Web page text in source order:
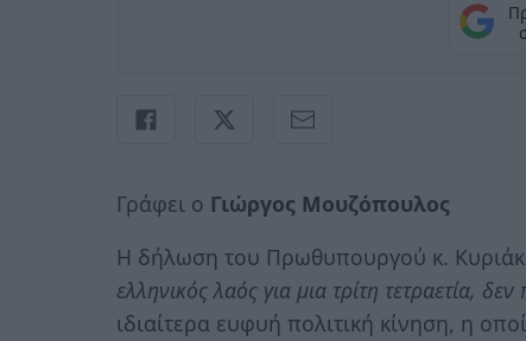
Γράφει ο Γιώργος Μουζόπουλος
Η δήλωση του Πρωθυπουργού κ.
ελληνικός λαός για μια τρίτη τετραετία,
ιδιαίτερα ευφυή πολιτική κίνηση, η